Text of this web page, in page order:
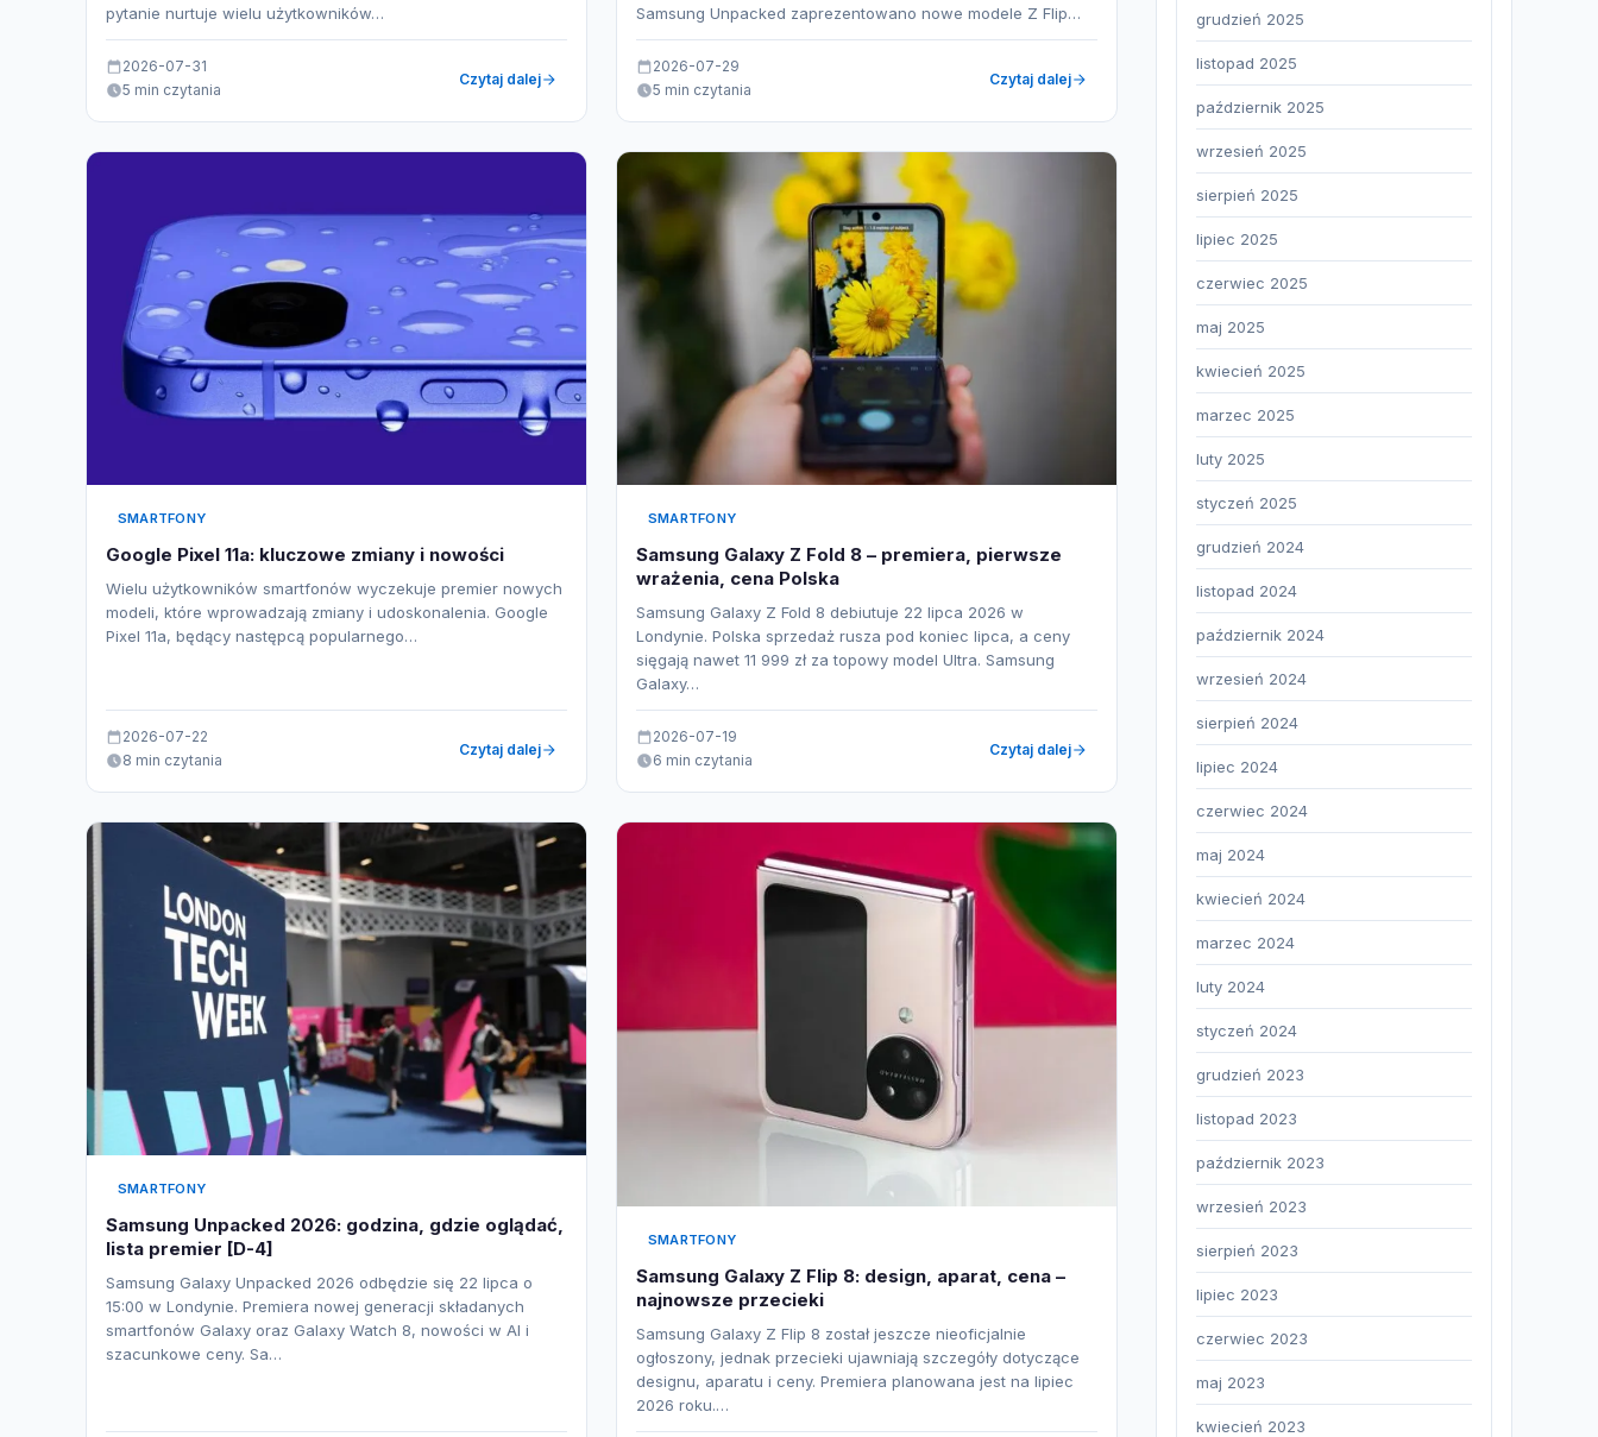
pytanie nurtuje wielu użytkowników…
2026-07-31
5 min czytania
Czytaj dalej
Samsung Unpacked zaprezentowano nowe modele Z Flip…
2026-07-29
5 min czytania
Czytaj dalej
SMARTFONY
Google Pixel 11a: kluczowe zmiany i nowości
Wielu użytkowników smartfonów wyczekuje premier nowych
modeli, które wprowadzają zmiany i udoskonalenia. Google
Pixel 11a, będący następcą popularnego…
2026-07-22
8 min czytania
Czytaj dalej
SMARTFONY
Samsung Galaxy Z Fold 8 – premiera, pierwsze
wrażenia, cena Polska
Samsung Galaxy Z Fold 8 debiutuje 22 lipca 2026 w
Londynie. Polska sprzedaż rusza pod koniec lipca, a ceny
sięgają nawet 11 999 zł za topowy model Ultra. Samsung
Galaxy…
2026-07-19
6 min czytania
Czytaj dalej
SMARTFONY
Samsung Unpacked 2026: godzina, gdzie oglądać,
lista premier [D-4]
Samsung Galaxy Unpacked 2026 odbędzie się 22 lipca o
15:00 w Londynie. Premiera nowej generacji składanych
smartfonów Galaxy oraz Galaxy Watch 8, nowości w AI i
szacunkowe ceny. Sa…
SMARTFONY
Samsung Galaxy Z Flip 8: design, aparat, cena –
najnowsze przecieki
Samsung Galaxy Z Flip 8 został jeszcze nieoficjalnie
ogłoszony, jednak przecieki ujawniają szczegóły dotyczące
designu, aparatu i ceny. Premiera planowana jest na lipiec
2026 roku.…
grudzień 2025
listopad 2025
październik 2025
wrzesień 2025
sierpień 2025
lipiec 2025
czerwiec 2025
maj 2025
kwiecień 2025
marzec 2025
luty 2025
styczeń 2025
grudzień 2024
listopad 2024
październik 2024
wrzesień 2024
sierpień 2024
lipiec 2024
czerwiec 2024
maj 2024
kwiecień 2024
marzec 2024
luty 2024
styczeń 2024
grudzień 2023
listopad 2023
październik 2023
wrzesień 2023
sierpień 2023
lipiec 2023
czerwiec 2023
maj 2023
kwiecień 2023